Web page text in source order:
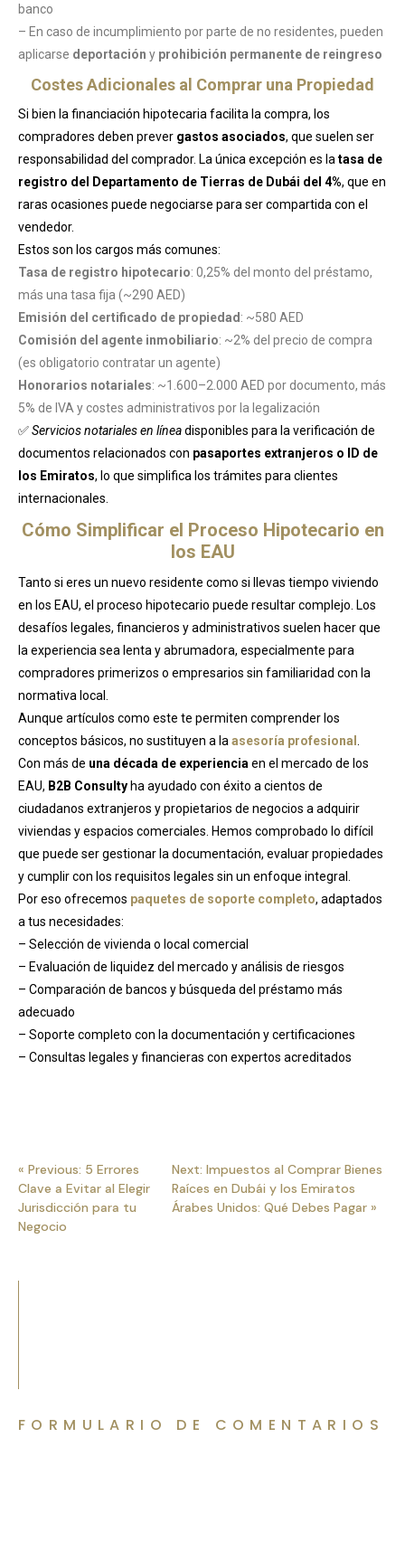
banco
– En caso de incumplimiento por parte de no residentes, pueden
aplicarse deportación y prohibición permanente de reingreso
Costes Adicionales al Comprar una Propiedad
Si bien la financiación hipotecaria facilita la compra, los
compradores deben prever gastos asociados, que suelen ser
responsabilidad del comprador. La única excepción es la tasa de
registro del Departamento de Tierras de Dubái del 4%, que en
raras ocasiones puede negociarse para ser compartida con el
vendedor.
Estos son los cargos más comunes:
Tasa de registro hipotecario: 0,25% del monto del préstamo,
más una tasa fija (~290 AED)
Emisión del certificado de propiedad : ~580 AED
Comisión del agente inmobiliario: ~2% del precio de compra
(es obligatorio contratar un agente)
Honorarios notariales: ~1.600–2.000 AED por documento, más
5% de IVA y costes administrativos por la legalización
✅Servicios notariales en líneadisponibles para la verificación de
documentos relacionados con pasaportes extranjeros o ID de
los Emiratos, lo que simplifica los trámites para clientes
internacionales.
Cómo Simplificar el Proceso Hipotecario en
los EAU
Tanto si eres un nuevo residente como si llevas tiempo viviendo
en los EAU, el proceso hipotecario puede resultar complejo. Los
desafíos legales, financieros y administrativos suelen hacer que
la experiencia sea lenta y abrumadora, especialmente para
compradores primerizos o empresarios sin familiaridad con la
normativa local.
Aunque artículos como este te permiten comprender los
conceptos básicos, no sustituyen a la asesoría profesional
Con más de una década de experiencia en el mercado de los
EAU, B2B Consulty ha ayudado con éxito a cientos de
ciudadanos extranjeros y propietarios de negocios a adquirir
viviendas y espacios comerciales. Hemos comprobado lo difícil
que puede ser gestionar la documentación, evaluar propiedades
y cumplir con los requisitos legales sin un enfoque integral.
Por eso ofrecemos paquetes de soporte completo, adaptados
a tus necesidades:
– Selección de vivienda o local comercial
– Evaluación de liquidez del mercado y análisis de riesgos
– Comparación de bancos y búsqueda del préstamo más
adecuado
– Soporte completo con la documentación y certificaciones
– Consultas legales y financieras con expertos acreditados
« Previous: 5 Errores
Clave a Evitar al Elegir
Jurisdicción para tu
Negocio
Next: Impuestos al Comprar Bienes
Raíces en Dubái y los Emiratos
Árabes Unidos: Qué Debes Pagar »
FORMULARIO DE COMENTARIOS